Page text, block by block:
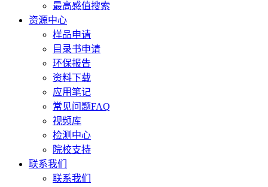
最高感值搜索
资源中心
样品申请
目录书申请
环保报告
资料下载
应用笔记
常见问题FAQ
视频库
检测中心
院校支持
联系我们
联系我们